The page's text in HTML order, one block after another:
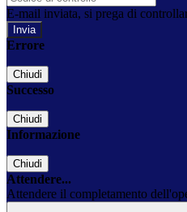
E-mail inviata, si prega di
Errore
Chiudi
Successo
Chiudi
Informazione
Chiudi
Attendere...
Attendere il completamento